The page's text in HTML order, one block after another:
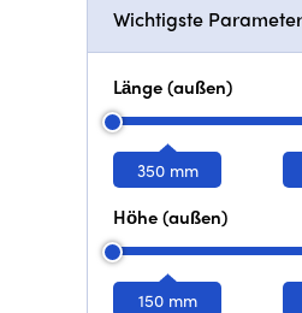
Wichtigste Parameter
Länge (außen)
350 mm
Höhe (außen)
150 mm